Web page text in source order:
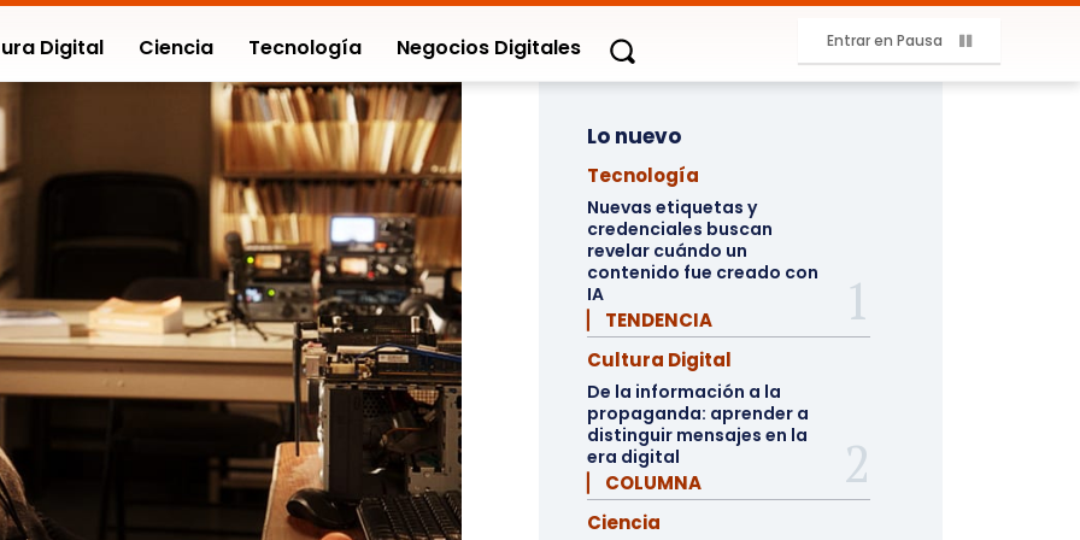
Digital Ciencia Tecnología Negocios Digitales Entrar en Pausa
Lo nuevo
Tecnología
Nuevas etiquetas y
credenciales buscan
revelar cuándo un
contenido fue creado con
IA
▏ TENDENCIA
Cultura Digital
De la información a la
propaganda: aprender a
distinguir mensajes en la
era digital
▏ COLUMNA
Ciencia